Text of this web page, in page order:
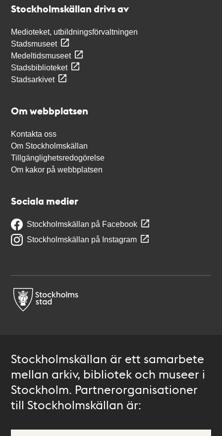
Stockholmskällan drivs av
Medioteket, utbildningsförvaltningen
Stadsmuseet
Medeltidsmuseet
Stadsbiblioteket
Stadsarkivet
Om webbplatsen
Kontakta oss
Om Stockholmskällan
Tillgänglighetsredogörelse
Om kakor på webbplatsen
Sociala medier
Stockholmskällan på Facebook
Stockholmskällan på Instagram
Stockholmskällan är ett samarbete
mellan arkiv, bibliotek och museer i
Stockholm. Partnerorganisationer
till Stockholmskällan är: